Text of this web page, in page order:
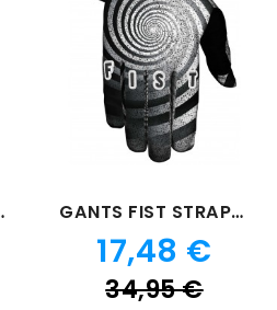
GANTS FIST STRAPPED SPIRALING
Prix
17,48 €
34,95 €Prix